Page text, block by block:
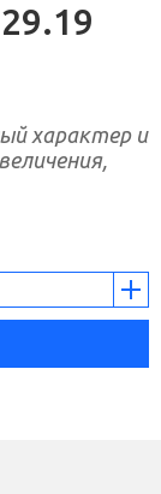
29.19
характер и